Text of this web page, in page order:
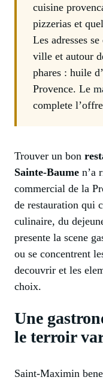
cuisine
pizzerias et
Les adresses
ville et autour
phares : huile
Provence. Le
complete
Trouver un bon
Sainte-Baume n’a
commercial de la
de restauration qui
culinaire, du
presente la scene
ou se concentrent
decouvrir et les
choix.
Une
le terroir
Saint-Maximin